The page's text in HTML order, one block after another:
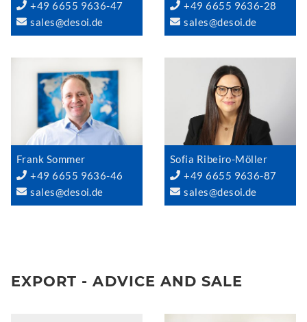
+49 6655 9636-47
sales@desoi.de
+49 6655 9636-28
sales@desoi.de
Frank Sommer
+49 6655 9636-46
sales@desoi.de
Sofia Ribeiro-Möller
+49 6655 9636-87
sales@desoi.de
EXPORT - ADVICE AND SALE